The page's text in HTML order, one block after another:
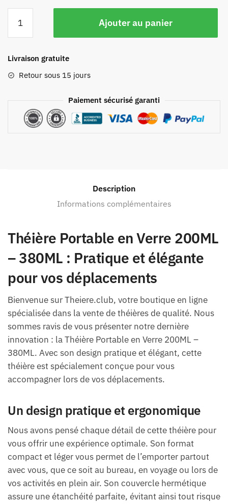
Ajouter au panier
Livraison gratuite
Retour sous 15 jours
Paiement sécurisé garanti
Description
Informations complémentaires
Théière Portable en Verre 200ML
– 380ML : Pratique et élégante
pour vos déplacements
Bienvenue sur Theiere.club, votre boutique en ligne
spécialisée dans la vente de théières de qualité. Nous
sommes ravis de vous présenter notre dernière
innovation : la Théière Portable en Verre 200ML –
380ML. Avec son design pratique et élégant, cette
théière est spécialement conçue pour vous
accompagner lors de vos déplacements.
Un design pratique et ergonomique
Nous avons pensé chaque détail de cette théière pour
vous offrir une expérience optimale. Son format
compact et léger vous permet de l’emporter partout
avec vous, que ce soit au bureau, en voyage ou lors de
vos activités en plein air. Son couvercle hermétique
assure une étanchéité parfaite, évitant ainsi tout risque